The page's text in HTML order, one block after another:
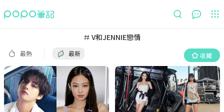
V和JENNIE戀情
最熱 最新 收藏
最新 收藏